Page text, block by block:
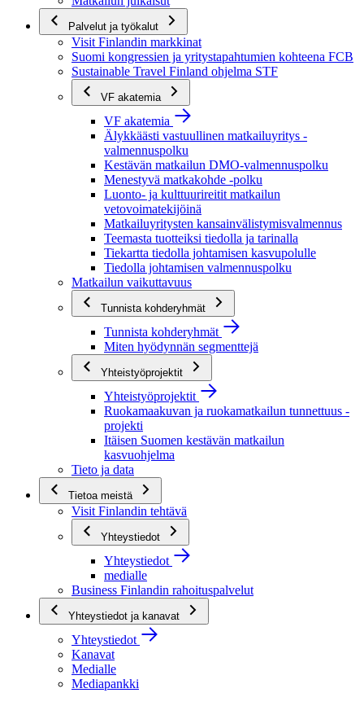
Palvelut ja työkalut
Visit Finlandin markkinat
Suomi kongressien ja yritystapahtumien kohteena FCB
Sustainable Travel Finland ohjelma STF
VF akatemia
VF akatemia
Älykkäästi vastuullinen matkailuyritys -
valmennuspolku
Kestävän matkailun DMO-valmennuspolku
Menestyvä matkakohde -polku
Luonto- ja kulttuurireitit matkailun
vetovoimatekijöinä
Matkailuyritysten kansainvälistymisvalmennus
Teemasta tuotteiksi tiedolla ja tarinalla
Tiekartta tiedolla johtamisen kasvupolulle
Tiedolla johtamisen valmennuspolku
Matkailun vaikuttavuus
Tunnista kohderyhmät
Tunnista kohderyhmät
Miten hyödynnän segmenttejä
Yhteistyöprojektit
Yhteistyöprojektit
Ruokamaakuvan ja ruokamatkailun tunnettuus -
projekti
Itäisen Suomen kestävän matkailun
kasvuohjelma
Tieto ja data
Tietoa meistä
Visit Finlandin tehtävä
Yhteystiedot
Yhteystiedot
medialle
Business Finlandin rahoituspalvelut
Yhteystiedot ja kanavat
Yhteystiedot
Kanavat
Medialle
Mediapankki